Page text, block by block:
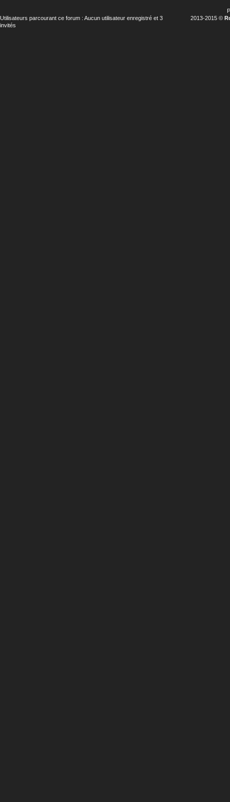
Utilisateurs parcourant ce forum : Aucun utilisateur enregistré et 3
invités
2013-2015 ©